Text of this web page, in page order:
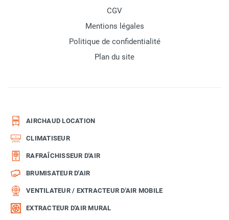
CGV
Mentions légales
Politique de confidentialité
Plan du site
AIRCHAUD LOCATION
CLIMATISEUR
RAFRAÎCHISSEUR D'AIR
BRUMISATEUR D'AIR
VENTILATEUR / EXTRACTEUR D'AIR MOBILE
EXTRACTEUR D'AIR MURAL